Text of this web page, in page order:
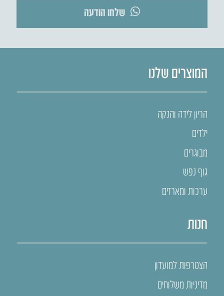
שלחו הודעה
המוצרים שלנו
הריון לידה והנקה
ילדים
מבוגרים
גוף נפש
ערכות ומארזים
חנות
הצטרפות למועדון
מדיניות משלוחים